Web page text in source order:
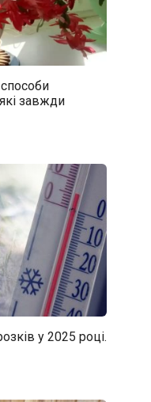
завжди
у 2025 році.